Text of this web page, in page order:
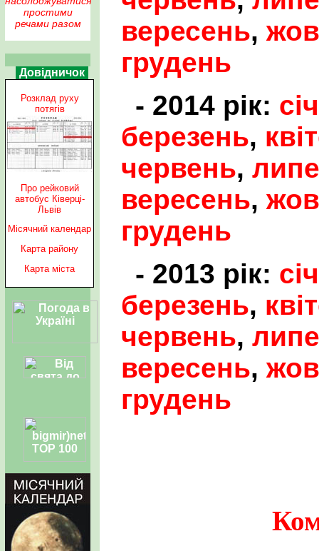
простими
речами разом
Довідничок
Розклад руху
потягів
Про рейковий
автобус Ківерці-
Львів
Місячний календар
Карта району
Карта міста
вересень,
грудень
- 2014 рік:
березень,
червень,
вересень,
грудень
- 2013 рік:
березень,
червень,
вересень,
грудень